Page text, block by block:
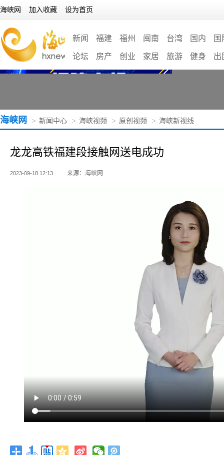
海峡网 加入收藏 设为首页
新闻 福建 福州 闽南 台湾 国内 国
论坛 房产 创业 家居 旅游 健身 出
海峡网 > 新闻中心 > 海峡视频 > 原创视频 > 海峡新视线
龙龙高铁福建段接触网送电成功
2023-09-18 12:13 来源：海峡网